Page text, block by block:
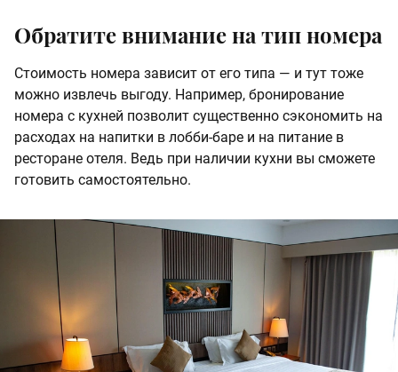
Обратите внимание на тип номера
Стоимость номера зависит от его типа — и тут тоже
можно извлечь выгоду. Например, бронирование
номера с кухней позволит существенно сэкономить на
расходах на напитки в лобби-баре и на питание в
ресторане отеля. Ведь при наличии кухни вы сможете
готовить самостоятельно.